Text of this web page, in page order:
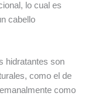
lo cual es
cabello
hidratantes son
como el de
como